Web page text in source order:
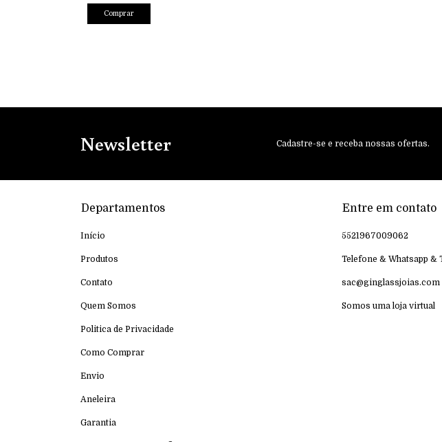
Comprar
Newsletter Cadastre-se e receba nossas ofertas.
Departamentos
Início
Produtos
Contato
Quem Somos
Politica de Privacidade
Como Comprar
Envio
Aneleira
Garantia
Entre em contato
5521967009062
Telefone & Whatsapp &
sac@ginglassjoias.com
Somos uma loja virtual